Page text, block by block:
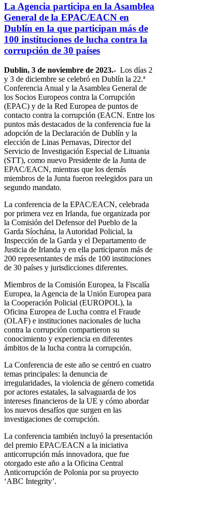
La Agencia participa en la Asamblea
General de la EPAC/EACN en
Dublín en la que participan más de
100 instituciones de lucha contra la
corrupción de 30 países
Dublín, 3 de noviembre de 2023.- Los días 2
y 3 de diciembre se celebró en Dublín la 22.ª
Conferencia Anual y la Asamblea General de
los Socios Europeos contra la Corrupción
(EPAC) y de la Red Europea de puntos de
contacto contra la corrupción (EACN. Entre los
puntos más destacados de la conferencia fue la
adopción de la Declaración de Dublín y la
elección de Linas Pernavas, Director del
Servicio de Investigación Especial de Lituania
(STT), como nuevo Presidente de la Junta de
EPAC/EACN, mientras que los demás
miembros de la Junta fueron reelegidos para un
segundo mandato.
La conferencia de la EPAC/EACN, celebrada
por primera vez en Irlanda, fue organizada por
la Comisión del Defensor del Pueblo de la
Garda Síochána, la Autoridad Policial, la
Inspección de la Garda y el Departamento de
Justicia de Irlanda y en ella participaron más de
200 representantes de más de 100 instituciones
de 30 países y jurisdicciones diferentes.
Miembros de la Comisión Europea, la Fiscalía
Europea, la Agencia de la Unión Europea para
la Cooperación Policial (EUROPOL), la
Oficina Europea de Lucha contra el Fraude
(OLAF) e instituciones nacionales de lucha
contra la corrupción compartieron su
conocimiento y experiencia en diferentes
ámbitos de la lucha contra la corrupción.
La Conferencia de este año se centró en cuatro
temas principales: la denuncia de
irregularidades, la violencia de género cometida
por actores estatales, la salvaguarda de los
intereses financieros de la UE y cómo abordar
los nuevos desafíos que surgen en las
investigaciones de corrupción.
La conferencia también incluyó la presentación
del premio EPAC/EACN a la iniciativa
anticorrupción más innovadora, que fue
otorgado este año a la Oficina Central
Anticorrupción de Polonia por su proyecto
‘ABC Integrity’.